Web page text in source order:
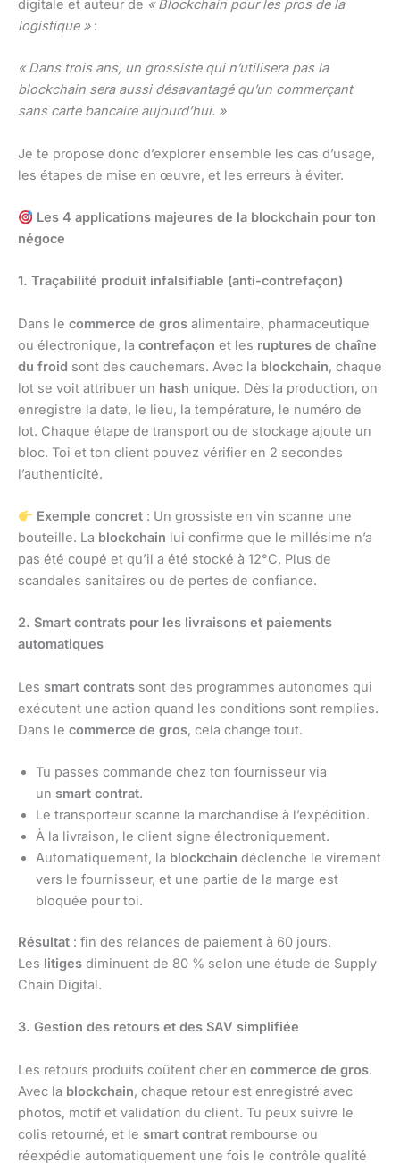
digitale et auteur de « Blockchain pour les pros de la
logistique »:
« Dans trois ans, un grossiste qui n’utilisera pas la
blockchain sera aussi désavantagé qu’un commerçant
sans carte bancaire aujourd’hui. »
Je te propose donc d’explorer ensemble les cas d’usage,
les étapes de mise en œuvre, et les erreurs à éviter.
Les 4 applications majeures de la blockchain pour ton
négoce
1. Traçabilité produit infalsifiable (anti-contrefaçon)
Dans le commerce de gros alimentaire, pharmaceutique
ou électronique, la contrefaçon et les ruptures de chaîne
du froid sont des cauchemars. Avec la blockchain, chaque
lot se voit attribuer un hash unique. Dès la production, on
enregistre la date, le lieu, la température, le numéro de
lot. Chaque étape de transport ou de stockage ajoute un
bloc. Toi et ton client pouvez vérifier en 2 secondes
l’authenticité.
Exemple concret: Un grossiste en vin scanne une
bouteille. La blockchain lui confirme que le millésime n’a
pas été coupé et qu’il a été stocké à 12°C. Plus de
scandales sanitaires ou de pertes de confiance.
2. Smart contrats pour les livraisons et paiements
automatiques
Les smart contrats sont des programmes autonomes qui
exécutent une action quand les conditions sont remplies.
Dans le commerce de gros, cela change tout.
Tu passes commande chez ton fournisseur via
un smart contrat.
Le transporteur scanne la marchandise à l’expédition.
À la livraison, le client signe électroniquement.
Automatiquement, la blockchain déclenche le virement
vers le fournisseur, et une partie de la marge est
bloquée pour toi.
Résultat : fin des relances de paiement à 60 jours.
Les litiges diminuent de 80 % selon une étude de Supply
Chain Digital.
3. Gestion des retours et des SAV simplifiée
Les retours produits coûtent cher en commerce de gros.
Avec la blockchain, chaque retour est enregistré avec
photos, motif et validation du client. Tu peux suivre le
colis retourné, et le smart contrat rembourse ou
réexpédie automatiquement une fois le contrôle qualité